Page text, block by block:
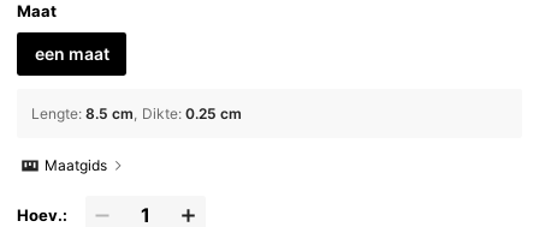
Maat
een maat
Lengte: 8.5 cm Dikte: 0.25 cm
Maatgids
Hoev.: